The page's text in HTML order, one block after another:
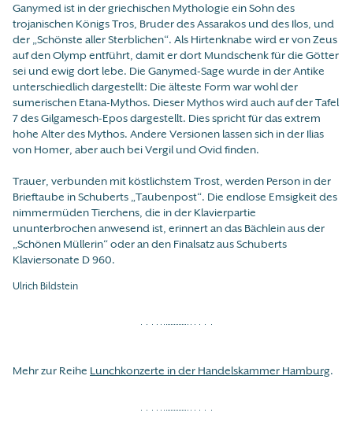
Ganymed ist in der griechischen Mythologie ein Sohn des
trojanischen Königs Tros, Bruder des Assarakos und des Ilos, und
der „Schönste aller Sterblichen“. Als Hirtenknabe wird er von Zeus
auf den Olymp entführt, damit er dort Mundschenk für die Götter
sei und ewig dort lebe. Die Ganymed-Sage wurde in der Antike
unterschiedlich dargestellt: Die älteste Form war wohl der
sumerischen Etana-Mythos. Dieser Mythos wird auch auf der Tafel
7 des Gilgamesch-Epos dargestellt. Dies spricht für das extrem
hohe Alter des Mythos. Andere Versionen lassen sich in der Ilias
von Homer, aber auch bei Vergil und Ovid finden.
Trauer, verbunden mit köstlichstem Trost, werden Person in der
Brieftaube in Schuberts „Taubenpost“. Die endlose Emsigkeit des
nimmermüden Tierchens, die in der Klavierpartie
ununterbrochen anwesend ist, erinnert an das Bächlein aus der
„Schönen Müllerin“ oder an den Finalsatz aus Schuberts
Klaviersonate D 960.
Ulrich Bildstein
Mehr zur Reihe Lunchkonzerte in der Handelskammer Hamburg.